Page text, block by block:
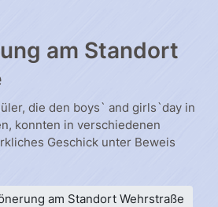
am Standort
die den boys` and girls`day in
konnten in verschiedenen
Geschick unter Beweis
am Standort Wehrstraße